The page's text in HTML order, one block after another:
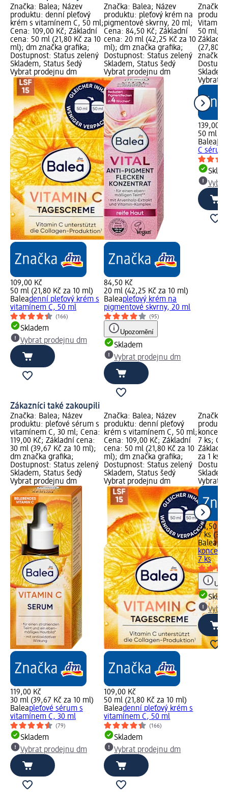
Značka: Balea; Název
produktu: denní pleťový
krém s vitamínem C, 50 ml;
Cena: 109,00 Kč; Základní
cena: 50 ml (21,80 Kč za 10
ml); dm značka grafika;
Dostupnost: Status zelený
Skladem, Status šedý
Vybrat prodejnu dm
109,00 Kč
50 ml (21,80 Kč za 10 ml)
Baleadenní pleťový krém s
vitamínem C, 50 ml
(166)
Skladem
Vybrat prodejnu dm
Značka: Balea; Název
produktu: pleťový krém na
pigmentové skvrny, 20 ml;
Cena: 84,50 Kč; Základní
cena: 20 ml (42,25 Kč za 10
ml); dm značka grafika;
Dostupnost: Status zelený
Skladem, Status šedý
Vybrat prodejnu dm
84,50 Kč
20 ml (42,25 Kč za 10 ml)
Baleapleťový krém na
pigmentové skvrny, 20 ml
(95)
Upozornění
Skladem
Vybrat prodejnu dm
Značka:
Vitamín
50 ml;
(27,80
značka
Vybrat
139,00
50 ml
Balea
C
Zákazníci také zakoupili
Značka: Balea; Název
produktu: pleťové sérum s
vitamínem C, 30 ml; Cena:
119,00 Kč; Základní cena:
30 ml (39,67 Kč za 10 ml);
dm značka grafika;
Dostupnost: Status zelený
Skladem, Status šedý
Vybrat prodejnu dm
119,00 Kč
30 ml (39,67 Kč za 10 ml)
Baleapleťové sérum s
vitamínem C, 30 ml
(79)
Skladem
Vybrat prodejnu dm
Značka: Balea; Název
produktu: denní pleťový
krém s vitamínem C, 50 ml;
Cena: 109,00 Kč; Základní
cena: 50 ml (21,80 Kč za 10
ml); dm značka grafika;
Dostupnost: Status zelený
Skladem, Status šedý
Vybrat prodejnu dm
109,00 Kč
50 ml (21,80 Kč za 10 ml)
Baleadenní pleťový krém s
vitamínem C, 50 ml
(166)
Skladem
Vybrat prodejnu dm
Značka:
7 ks;
Základní
za 1 ks);
Vybrat
24,50 Kč
7 ks
Balea
7 ks